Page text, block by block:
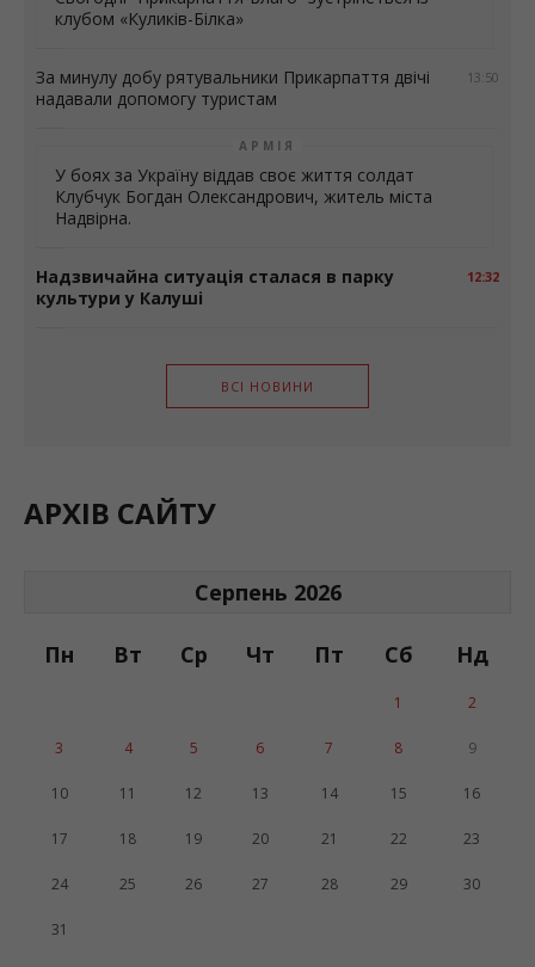
клубом «Куликів-Білка»
13:50
За минулу добу рятувальники Прикарпаття двічі
надавали допомогу туристам
АРМІЯ
У боях за Україну віддав своє життя солдат
Клубчук Богдан Олександрович, житель міста
Надвірна.
12:32
Надзвичайна ситуація сталася в парку
культури у Калуші
ВСІ НОВИНИ
АРХІВ САЙТУ
Серпень 2026
Пн Вт Ср Чт Пт Сб Нд
1 2
3 4 5 6 7 8 9
10 11 12 13 14 15 16
17 18 19 20 21 22 23
24 25 26 27 28 29 30
31